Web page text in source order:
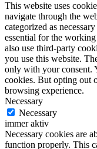
This website uses
navigate through the
categorized as
essential for the
also use third-party
you use this website.
only with your consent.
cookies. But opting out
browsing experience.
Necessary
Necessary
immer aktiv
Necessary cookies are
function properly. This